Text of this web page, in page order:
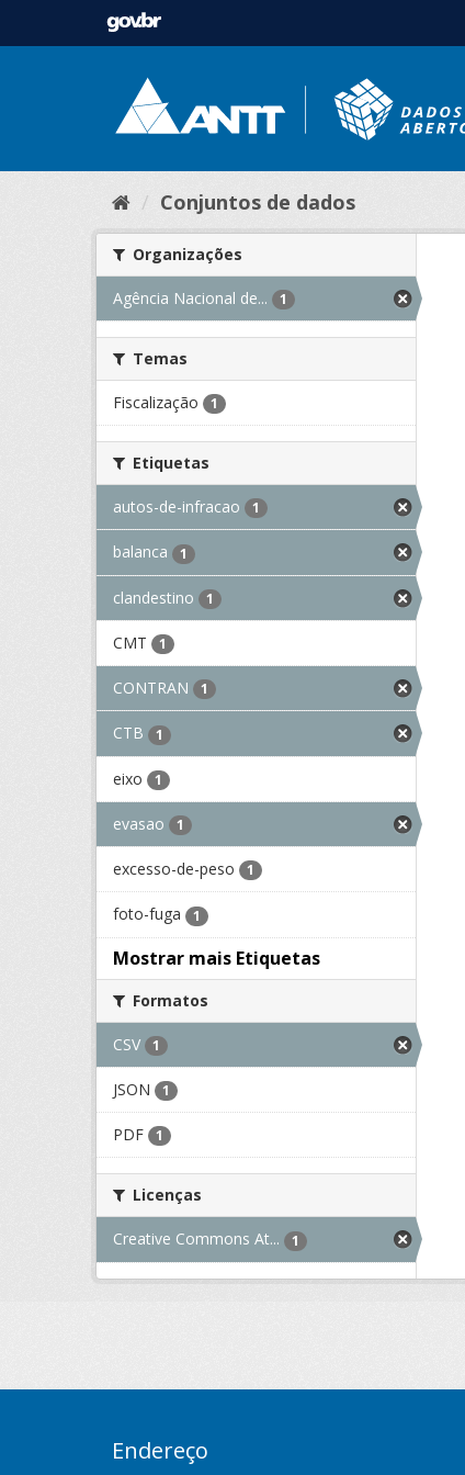
Conjuntos de dados
Organizações
Agência Nacional de... 1
Temas
Fiscalização 1
Etiquetas
autos-de-infracao 1
balanca 1
clandestino 1
CMT 1
CONTRAN 1
CTB 1
eixo 1
evasao 1
excesso-de-peso 1
foto-fuga 1
Mostrar mais Etiquetas
Formatos
CSV 1
JSON 1
PDF 1
Licenças
Creative Commons At... 1
Endereço